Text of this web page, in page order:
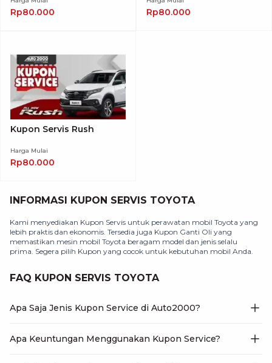
Rp80.000 Rp80.000
Kupon Servis Rush
Harga Mulai
Rp80.000
INFORMASI KUPON SERVIS TOYOTA
Kami menyediakan Kupon Servis untuk perawatan mobil Toyota yang
lebih praktis dan ekonomis. Tersedia juga Kupon Ganti Oli yang
memastikan mesin mobil Toyota beragam model dan jenis selalu
prima. Segera pilih Kupon yang cocok untuk kebutuhan mobil Anda.
FAQ KUPON SERVIS TOYOTA
Apa Saja Jenis Kupon Service di Auto2000?
Apa Keuntungan Menggunakan Kupon Service?